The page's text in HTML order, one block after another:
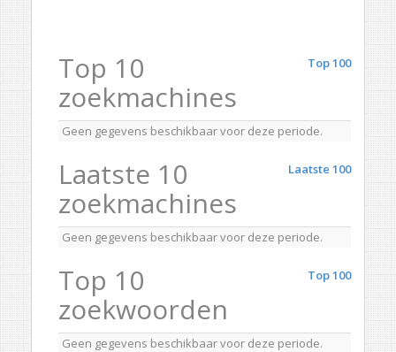
Top 100
Top 10
zoekmachines
Geen gegevens beschikbaar voor deze periode.
Laatste 100
Laatste 10
zoekmachines
Geen gegevens beschikbaar voor deze periode.
Top 100
Top 10
zoekwoorden
Geen gegevens beschikbaar voor deze periode.